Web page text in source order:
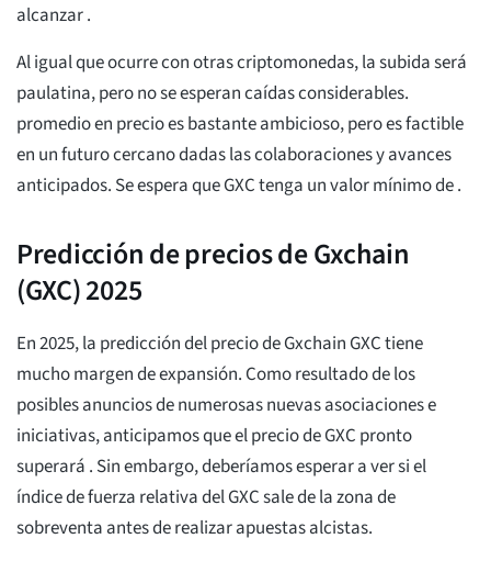
alcanzar.
Al igual que ocurre con otras criptomonedas, la subida será
paulatina, pero no se esperan caídas considerables.
promedioen precio es bastante ambicioso, pero es factible
en un futuro cercano dadas las colaboraciones y avances
anticipados. Se espera que GXC tenga un valor mínimo de.
Predicción de precios de Gxchain
(GXC) 2025
En 2025, la predicción del precio de Gxchain GXC tiene
mucho margen de expansión. Como resultado de los
posibles anuncios de numerosas nuevas asociaciones e
iniciativas, anticipamos que el precio de GXC pronto
superará . Sin embargo, deberíamos esperar a ver si el
índice de fuerza relativa del GXC sale de la zona de
sobreventa antes de realizar apuestas alcistas.